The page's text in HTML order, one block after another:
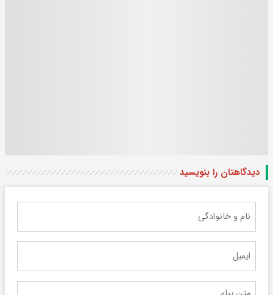
دیدگاهتان را بنویسید